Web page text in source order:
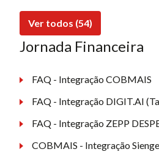
Ver todos (54)
Jornada Financeira
FAQ - Integração COBMAIS
FAQ - Integração DIGIT.AI
FAQ - Integração ZEPP
COBMAIS - Integração Sienge